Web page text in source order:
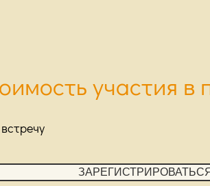
участия в